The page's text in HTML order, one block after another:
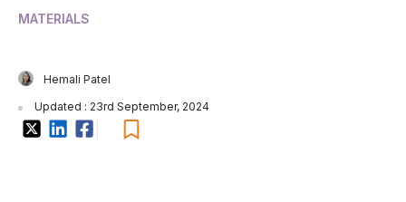
MATERIALS
Hemali Patel
Updated : 23rd September, 2024